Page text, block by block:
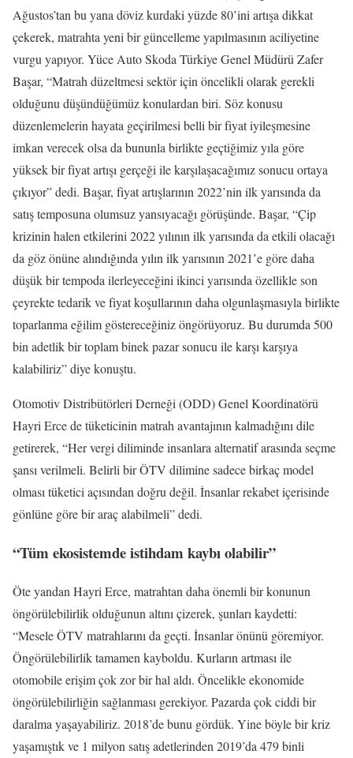
Ağustos’tan bu yana döviz kurdaki yüzde 80’ini artışa dikkat
çekerek, matrahta yeni bir güncelleme yapılmasının aciliyetine
vurgu yapıyor. Yüce Auto Skoda Türkiye Genel Müdürü Zafer
Başar, “Matrah düzeltmesi sektör için öncelikli olarak gerekli
olduğunu düşündüğümüz konulardan biri. Söz konusu
düzenlemelerin hayata geçirilmesi belli bir fiyat iyileşmesine
imkan verecek olsa da bununla birlikte geçtiğimiz yıla göre
yüksek bir fiyat artışı gerçeği ile karşılaşacağımız sonucu ortaya
çıkıyor” dedi. Başar, fiyat artışlarının 2022’nin ilk yarısında da
satış temposuna olumsuz yansıyacağı görüşünde. Başar, “Çip
krizinin halen etkilerini 2022 yılının ilk yarısında da etkili olacağı
da göz önüne alındığında yılın ilk yarısının 2021’e göre daha
düşük bir tempoda ilerleyeceğini ikinci yarısında özellikle son
çeyrekte tedarik ve fiyat koşullarının daha olgunlaşmasıyla birlikte
toparlanma eğilim göstereceğiniz öngörüyoruz. Bu durumda 500
bin adetlik bir toplam binek pazar sonucu ile karşı karşıya
kalabiliriz” diye konuştu.
Otomotiv Distribütörleri Derneği (ODD) Genel Koordinatörü
Hayri Erce de tüketicinin matrah avantajının kalmadığını dile
getirerek, “Her vergi diliminde insanlara alternatif arasında seçme
şansı verilmeli. Belirli bir ÖTV dilimine sadece birkaç model
olması tüketici açısından doğru değil. İnsanlar rekabet içerisinde
gönlüne göre bir araç alabilmeli” dedi.
“Tüm ekosistemde istihdam kaybı olabilir”
Öte yandan Hayri Erce, matrahtan daha önemli bir konunun
öngörülebilirlik olduğunun altını çizerek, şunları kaydetti:
“Mesele ÖTV matrahlarını da geçti. İnsanlar önünü göremiyor.
Öngörülebilirlik tamamen kayboldu. Kurların artması ile
otomobile erişim çok zor bir hal aldı. Öncelikle ekonomide
öngörülebilirliğin sağlanması gerekiyor. Pazarda çok ciddi bir
daralma yaşayabiliriz. 2018’de bunu gördük. Yine böyle bir kriz
yaşamıştık ve 1 milyon satış adetlerinden 2019’da 479 binli